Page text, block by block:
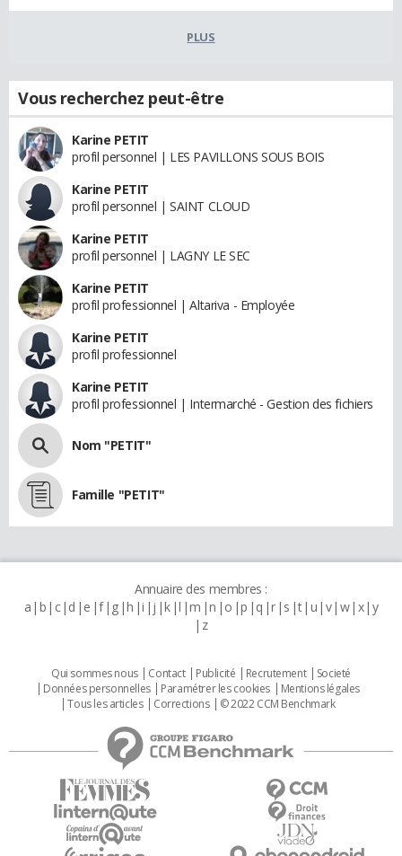
PLUS
Vous recherchez peut-être
Karine PETIT
profil personnel | LES PAVILLONS SOUS BOIS
Karine PETIT
profil personnel | SAINT CLOUD
Karine PETIT
profil personnel | LAGNY LE SEC
Karine PETIT
profil professionnel | Altariva - Employée
Karine PETIT
profil professionnel
Karine PETIT
profil professionnel | Intermarché - Gestion des fichiers
Nom "PETIT"
Famille "PETIT"
Annuaire des membres :
a b c d e f g h i j k l m n o p q r s t u v w x y
z
Qui sommes nous Contact Publicité Recrutement
Societé
Données personnelles
Paramétrer les cookies
Mentions légales
Tous les articles
Corrections © 2022 CCM Benchmark